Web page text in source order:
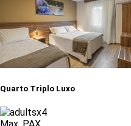
Quarto Triplo Luxo
x4